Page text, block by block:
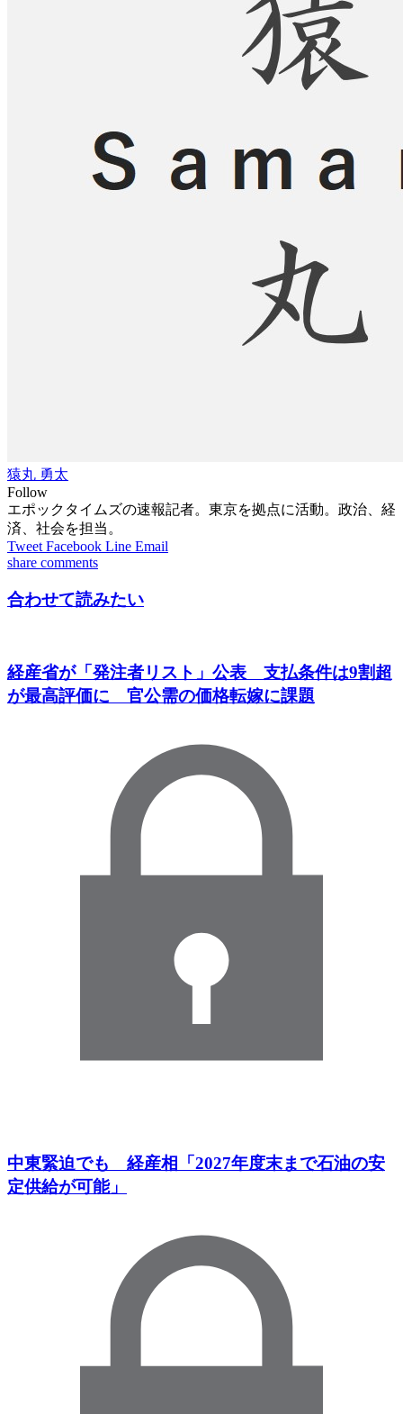
猿丸 勇太
Follow
エポックタイムズの速報記者。東京を拠点に活動。政治、経
済、社会を担当。
Tweet Facebook Line Email
share comments
合わせて読みたい
経産省が「発注者リスト」公表 支払条件は9割超
が最高評価に 官公需の価格転嫁に課題
中東緊迫でも 経産相「2027年度末まで石油の安
定供給が可能」